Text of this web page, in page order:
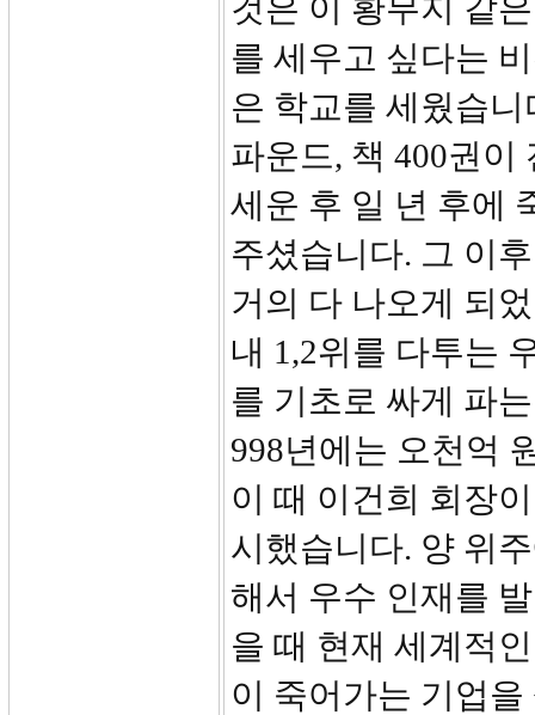
것은 이 황무지 같
를 세우고 싶다는
은 학교를 세웠습
파운드, 책 400권이
세운 후 일 년 후에
주셨습니다. 그 이
거의 다 나오게 되
내 1,2위를 다투는
를 기초로 싸게 파
998년에는 오천억
이 때 이건희 회장
시했습니다. 양 위
해서 우수 인재를
을 때 현재 세계적
이 죽어가는 기업